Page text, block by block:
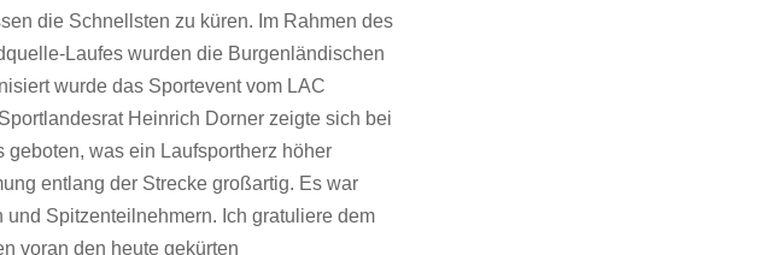
die Schnellsten zu küren. Im Rahmen des
Laufes wurden die Burgenländischen
wurde das Sportevent vom LAC
Heinrich Dorner zeigte sich bei
was ein Laufsportherz höher
entlang der Strecke großartig. Es war
Spitzenteilnehmern. Ich gratuliere dem
voran den heute gekürten